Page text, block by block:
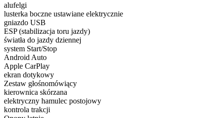
alufelgi
lusterka boczne ustawiane elektrycznie
gniazdo USB
ESP (stabilizacja toru jazdy)
światła do jazdy dziennej
system Start/Stop
Android Auto
Apple CarPlay
ekran dotykowy
Zestaw głośnomówiący
kierownica skórzana
elektryczny hamulec postojowy
kontrola trakcji